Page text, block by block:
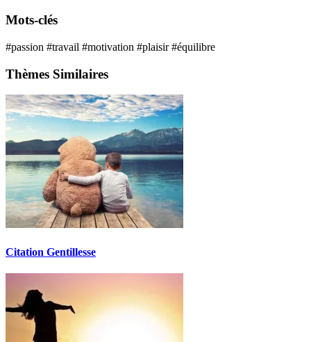
Mots-clés
#passion #travail #motivation #plaisir#équilibre
Thèmes Similaires
Citation Gentillesse